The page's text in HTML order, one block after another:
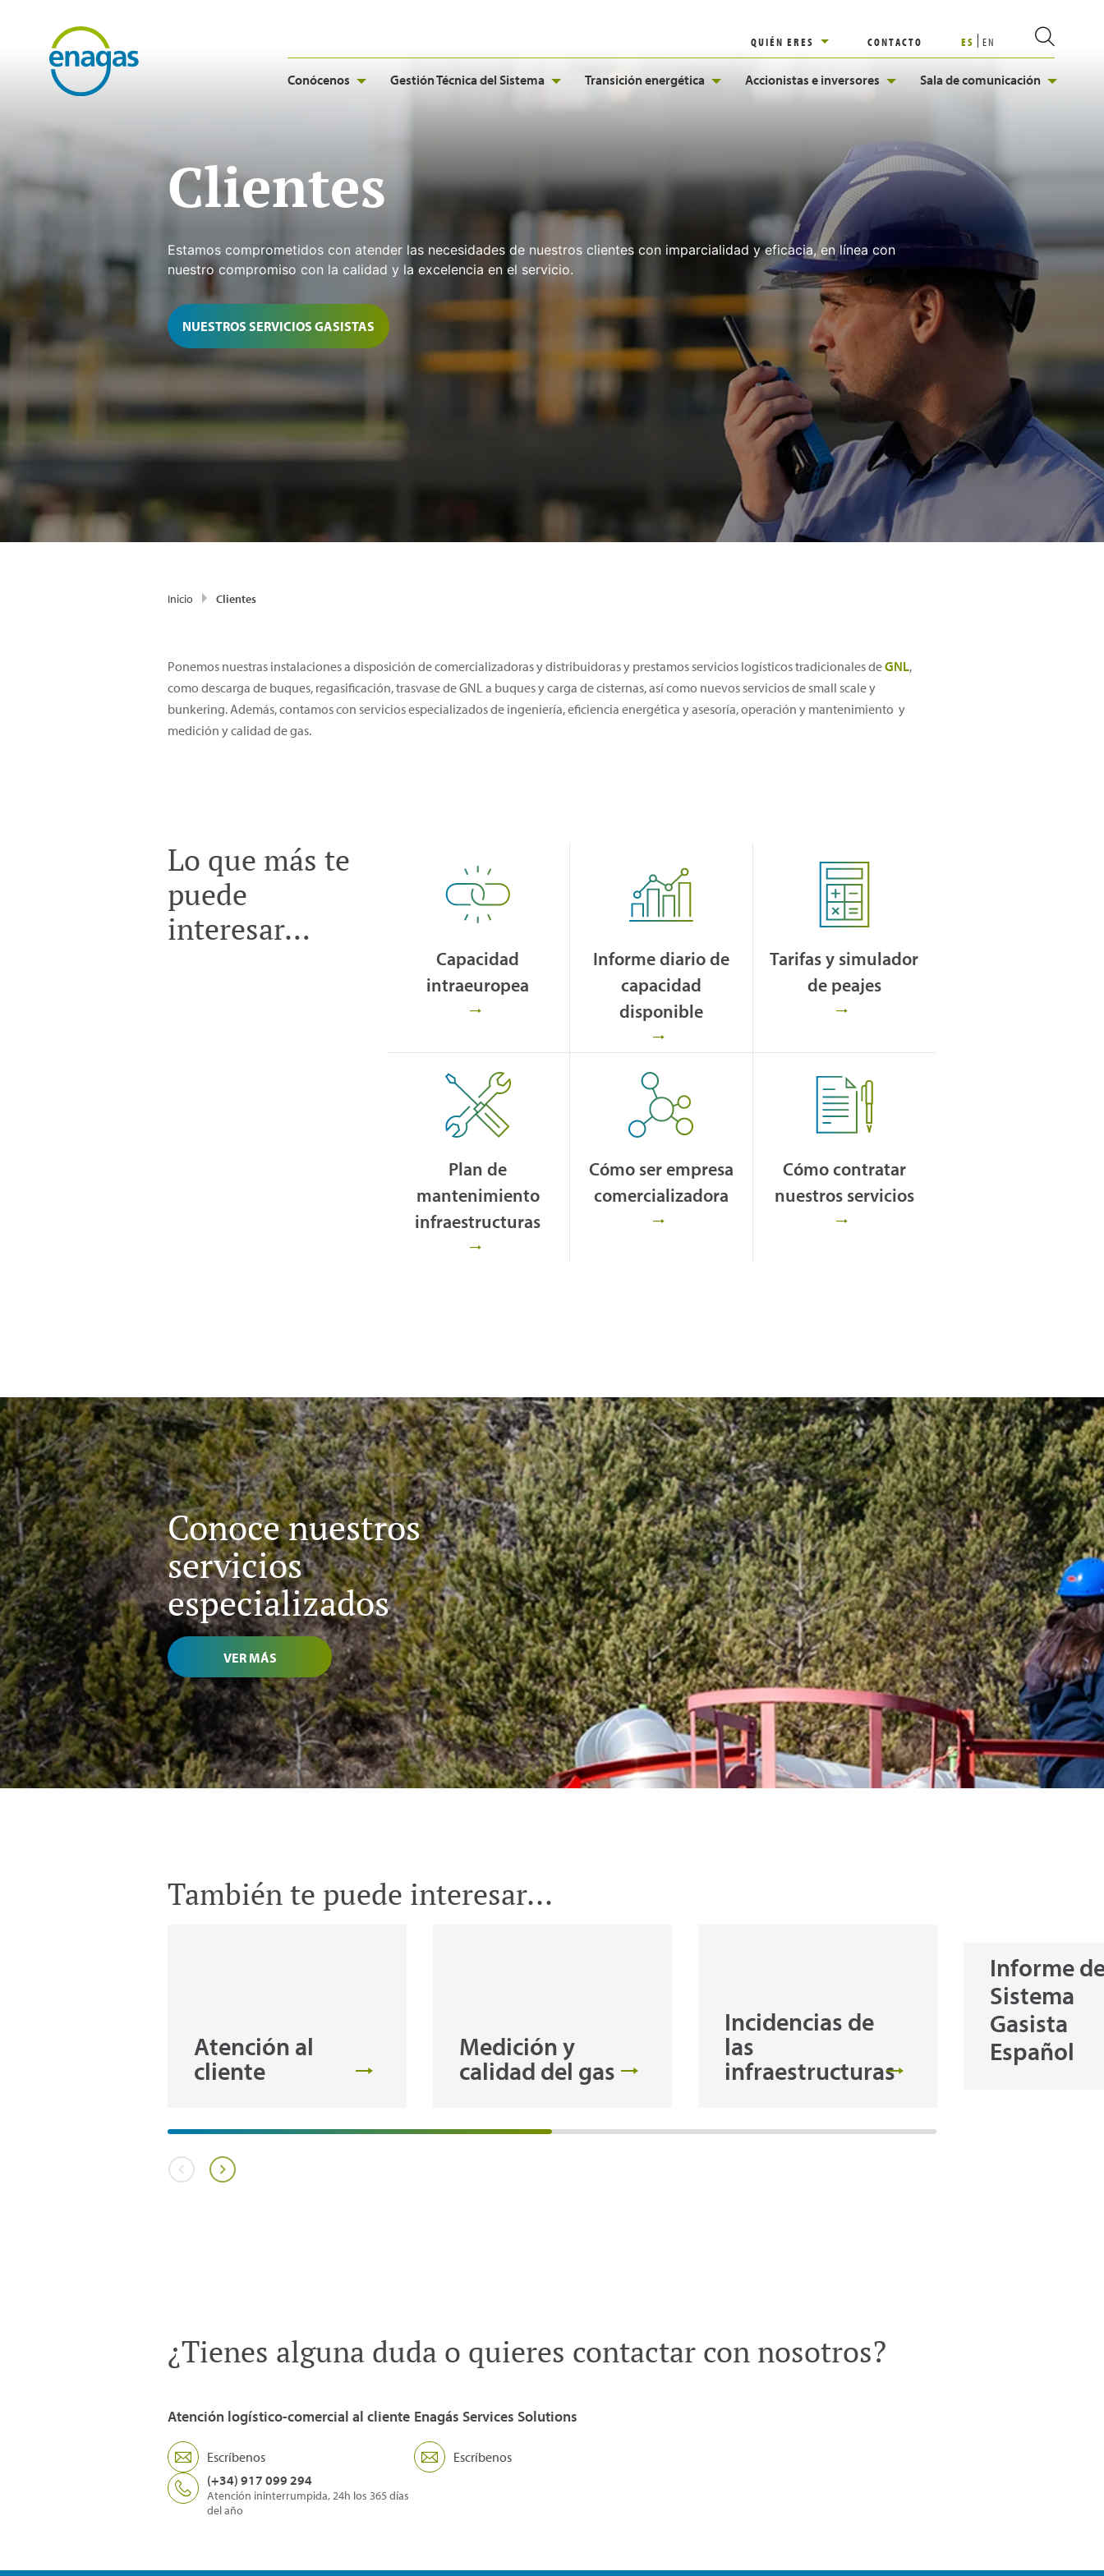
QUIÉN ERES CONTACTO ES EN
Conócenos Gestión Técnica del Sistema Transición energética Accionistas e inversores Sala de comunicación
Clientes
Estamos comprometidos con atender las necesidades de nuestros clientes con imparcialidad y eficacia, en línea con
nuestro compromiso con la calidad y la excelencia en el servicio.
NUESTROS SERVICIOS GASISTAS
Inicio Clientes
Ponemos nuestras instalaciones a disposición de comercializadoras y distribuidoras y prestamos servicios logísticos tradicionales deGNL,
como descarga de buques, regasificación, trasvase de GNL a buques y carga de cisternas, así como nuevos servicios de small scale y
bunkering. Además, contamos con servicios especializados de ingeniería, eficiencia energética y asesoría, operación y mantenimiento y
medición y calidad de gas.
Lo que más te
puede
interesar…
Capacidad
intraeuropea
Informe diario de
capacidad
disponible
Tarifas y simulador
de peajes
Plan de
mantenimiento
infraestructuras
Cómo ser empresa
comercializadora
Cómo contratar
nuestros servicios
Conoce nuestros
servicios
especializados
VER MÁS
También te puede interesar...
Atención al
cliente
Medición y
calidad del gas
Incidencias de
las
infraestructuras
Informe
Sistema
Gasista
Español
¿Tienes alguna duda o quieres contactar con nosotros?
Atención logístico-comercial al cliente
Escríbenos
(+34) 917 099 294
Atención ininterrumpida, 24h los 365 días
del año
Enagás Services Solutions
Escríbenos